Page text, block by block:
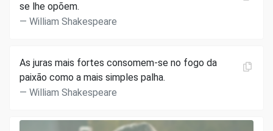
se lhe opõem.
William Shakespeare
As juras mais fortes consomem-se no fogo da
paixão como a mais simples palha.
William Shakespeare